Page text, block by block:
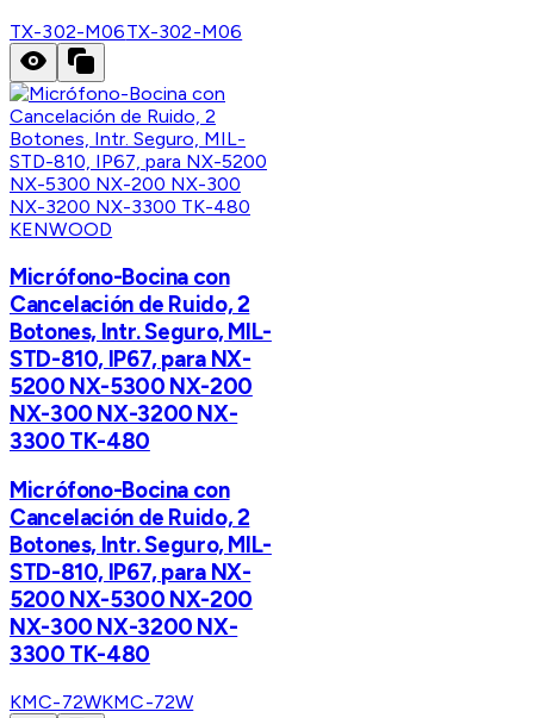
TX-302-M06TX-302-M06
KENWOOD
Micrófono-Bocina con
Cancelación de Ruido, 2
Botones, Intr. Seguro, MIL-
STD-810, IP67, para NX-
5200 NX-5300 NX-200
NX-300 NX-3200 NX-
3300 TK-480
Micrófono-Bocina con
Cancelación de Ruido, 2
Botones, Intr. Seguro, MIL-
STD-810, IP67, para NX-
5200 NX-5300 NX-200
NX-300 NX-3200 NX-
3300 TK-480
KMC-72WKMC-72W